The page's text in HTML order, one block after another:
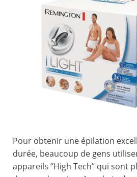
Pour obtenir une épilation
durée, beaucoup de gens
appareils ‘’High Tech’’ qui sont